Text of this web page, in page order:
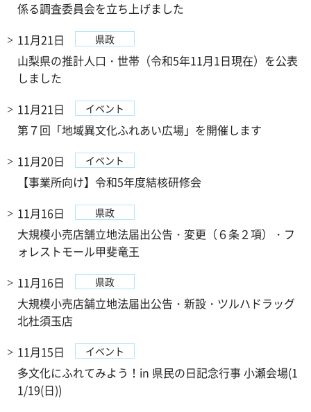
係る調査委員会を立ち上げました
11月21日
県政
山梨県の推計人口・世帯（令和5年11月1日現在）を公表
しました
11月21日
イベント
第７回「地域異文化ふれあい広場」を開催します
11月20日
イベント
【事業所向け】令和5年度結核研修会
11月16日
県政
大規模小売店舗立地法届出公告・変更（６条２項）・フ
ォレストモール甲斐竜王
11月16日
県政
大規模小売店舗立地法届出公告・新設・ツルハドラッグ
北杜須玉店
11月15日
イベント
多文化にふれてみよう！in 県民の日記念行事 小瀬会場(1
1/19(日))